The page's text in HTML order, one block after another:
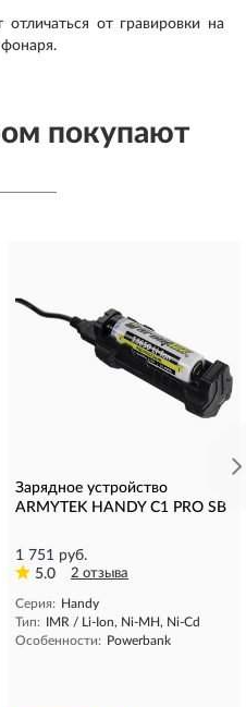
от гравировки на
покупают
Зарядное устройство
ARMYTEK HANDY C1 PRO SB
1 751 руб.
5.0
2 отзыва
Серия: Handy
Тип: IMR / Li-Ion, Ni-MH, Ni-Cd
Особенности: Powerbank